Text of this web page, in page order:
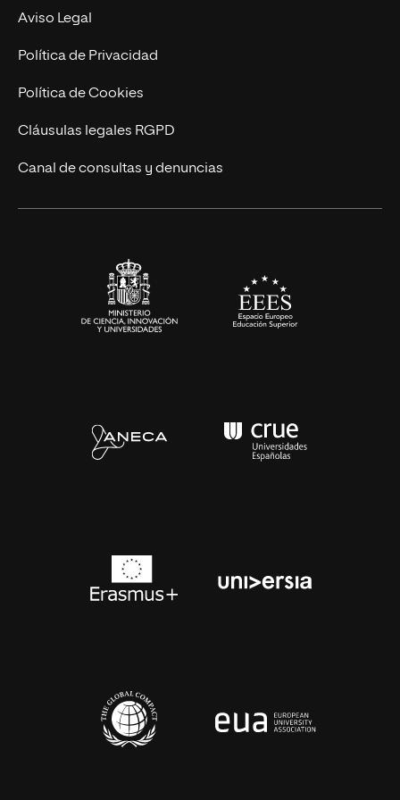
Experto Universitario
Postgrados
Cursos Universitarios
Nuestro Equipo
Trabaja en UNIR
Actualidad
UNIR Revista
Eventos
Aviso Legal
Política de Privacidad
Política de Cookies
Cláusulas legales RGPD
Canal de consultas y denuncias